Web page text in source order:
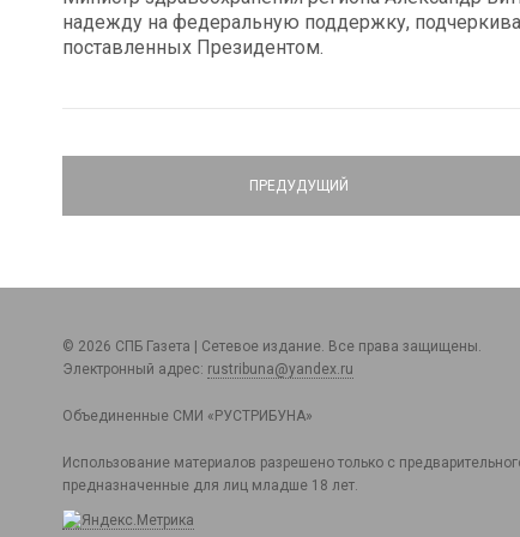
надежду на федеральную поддержку,
поставленных Президентом.
ПРЕДУДУЩИЙ
© 2026 СПБ Газета | Сетевое издание. Все права защищены.
Электронный адрес: rustribuna@yandex.ru
Объединенные СМИ «РУСТРИБУНА»
Использование материалов разрешено только с
предназначенные для лиц младше 18 лет.